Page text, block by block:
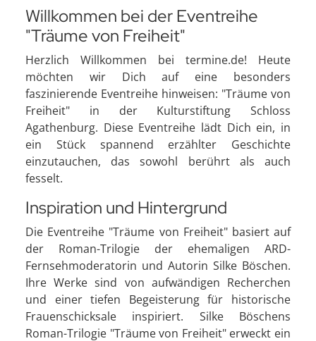
Willkommen bei der Eventreihe
"Träume von Freiheit"
Herzlich Willkommen bei termine.de! Heute
möchten wir Dich auf eine besonders
faszinierende Eventreihe hinweisen: "Träume von
Freiheit" in der Kulturstiftung Schloss
Agathenburg. Diese Eventreihe lädt Dich ein, in
ein Stück spannend erzählter Geschichte
einzutauchen, das sowohl berührt als auch
fesselt.
Inspiration und Hintergrund
Die Eventreihe "Träume von Freiheit" basiert auf
der Roman-Trilogie der ehemaligen ARD-
Fernsehmoderatorin und Autorin Silke Böschen.
Ihre Werke sind von aufwändigen Recherchen
und einer tiefen Begeisterung für historische
Frauenschicksale inspiriert. Silke Böschens
Roman-Trilogie "Träume von Freiheit" erweckt ein